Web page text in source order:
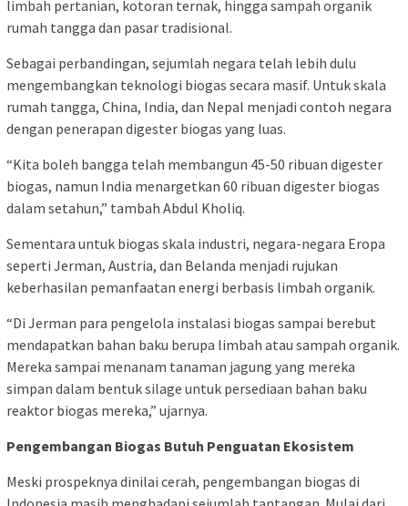
limbah pertanian, kotoran ternak, hingga sampah organik
rumah tangga dan pasar tradisional.
Sebagai perbandingan, sejumlah negara telah lebih dulu
mengembangkan teknologi biogas secara masif. Untuk skala
rumah tangga, China, India, dan Nepal menjadi contoh negara
dengan penerapan digester biogas yang luas.
“Kita boleh bangga telah membangun 45-50 ribuan digester
biogas, namun India menargetkan 60 ribuan digester biogas
dalam setahun,” tambah Abdul Kholiq.
Sementara untuk biogas skala industri, negara-negara Eropa
seperti Jerman, Austria, dan Belanda menjadi rujukan
keberhasilan pemanfaatan energi berbasis limbah organik.
“Di Jerman para pengelola instalasi biogas sampai berebut
mendapatkan bahan baku berupa limbah atau sampah organik.
Mereka sampai menanam tanaman jagung yang mereka
simpan dalam bentuk silage untuk persediaan bahan baku
reaktor biogas mereka,” ujarnya.
Pengembangan Biogas Butuh Penguatan Ekosistem
Meski prospeknya dinilai cerah, pengembangan biogas di